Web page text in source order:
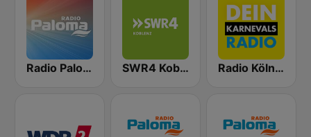
Radio Paloma SWR4 Koblenz Radio Köln - Dein Karnevalsradio